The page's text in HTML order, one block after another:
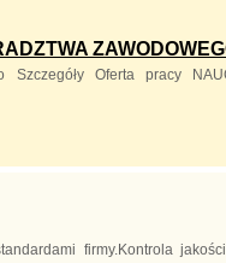
Oferta pracy
firmy.Kontrola